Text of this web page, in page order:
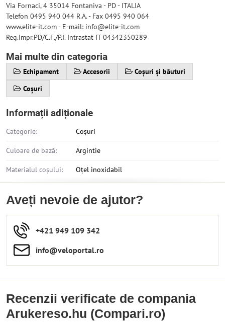
Via Fornaci, 4 35014 Fontaniva - PD - ITALIA
Telefon 0495 940 044 R.A. - Fax 0495 940 064
www.elite-it.com - E-mail: info@elite-it.com
Reg.Impr.PD/C.F./P.I. Intrastat IT 04342350289
Mai multe din categoria
Echipament Accesorii
Coșuri și băuturi
Coșuri
Informații adiționale
Categorie: Coșuri
Culoare de bază: Argintie
Materialul coșului: Oțel inoxidabil
Aveți nevoie de ajutor?
+421 949 109 342
info​​@veloportal​.ro
Recenzii verificate de compania
Arukereso.hu (Compari.ro)